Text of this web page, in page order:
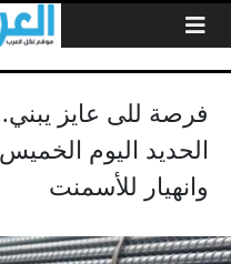
فرصة للى عايز
وانهيار للأسمنت